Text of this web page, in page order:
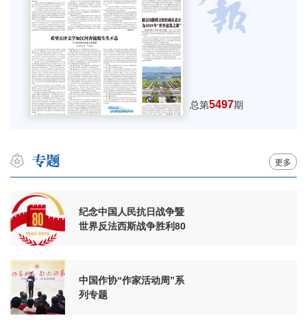
总第5497期
更多
纪念中国人民抗日战争暨
世界反法西斯战争胜利80
中国作协“作家活动周”系
列专题